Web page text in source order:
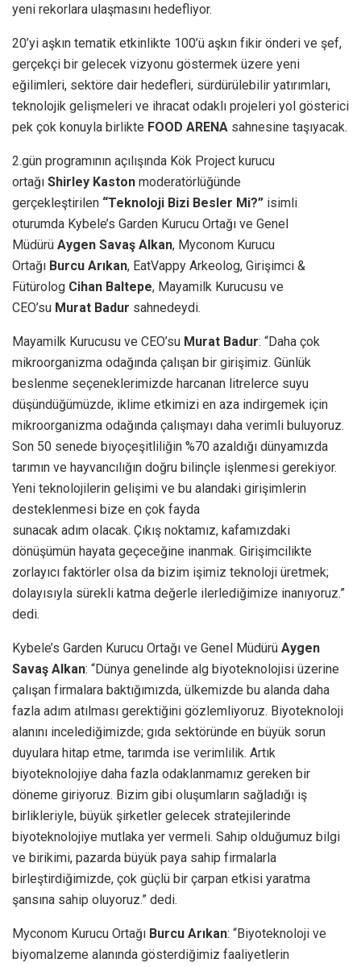
yeni rekorlara ulaşmasını hedefliyor.
20’yi aşkın tematik etkinlikte 100’ü aşkın fikir önderi ve şef,
gerçekçi bir gelecek vizyonu göstermek üzere yeni
eğilimleri, sektöre dair hedefleri, sürdürülebilir yatırımları,
teknolojik gelişmeleri ve ihracat odaklı projeleri yol gösterici
pek çok konuyla birlikte FOOD ARENA sahnesine taşıyacak.
2.gün programının açılışında Kök Project kurucu
ortağı Shirley Kaston moderatörlüğünde
gerçekleştirilen “Teknoloji Bizi Besler Mi?” isimli
oturumda Kybele’s Garden Kurucu Ortağı ve Genel
Müdürü Aygen Savaş Alkan, Myconom Kurucu
Ortağı Burcu Arıkan, EatVappy Arkeolog, Girişimci &
Fütürolog Cihan Baltepe, Mayamilk Kurucusu ve
CEO’su Murat Badur sahnedeydi.
Mayamilk Kurucusu ve CEO’su Murat Badur: “Daha çok
mikroorganizma odağında çalışan bir girişimiz. Günlük
beslenme seçeneklerimizde harcanan litrelerce suyu
düşündüğümüzde, iklime etkimizi en aza indirgemek için
mikroorganizma odağında çalışmayı daha verimli buluyoruz.
Son 50 senede biyoçeşitliliğin %70 azaldığı dünyamızda
tarımın ve hayvancılığın doğru bilinçle işlenmesi gerekiyor.
Yeni teknolojilerin gelişimi ve bu alandaki girişimlerin
desteklenmesi bize en çok fayda
sunacak adım olacak. Çıkış noktamız, kafamızdaki
dönüşümün hayata geçeceğine inanmak. Girişimcilikte
zorlayıcı faktörler olsa da bizim işimiz teknoloji üretmek;
dolayısıyla sürekli katma değerle ilerlediğimize inanıyoruz.”
dedi.
Kybele’s Garden Kurucu Ortağı ve Genel Müdürü Aygen
Savaş Alkan: “Dünya genelinde alg biyoteknolojisi üzerine
çalışan firmalara baktığımızda, ülkemizde bu alanda daha
fazla adım atılması gerektiğini gözlemliyoruz. Biyoteknoloji
alanını incelediğimizde; gıda sektöründe en büyük sorun
duyulara hitap etme, tarımda ise verimlilik. Artık
biyoteknolojiye daha fazla odaklanmamız gereken bir
döneme giriyoruz. Bizim gibi oluşumların sağladığı iş
birlikleriyle, büyük şirketler gelecek stratejilerinde
biyoteknolojiye mutlaka yer vermeli. Sahip olduğumuz bilgi
ve birikimi, pazarda büyük paya sahip firmalarla
birleştirdiğimizde, çok güçlü bir çarpan etkisi yaratma
şansına sahip oluyoruz.” dedi.
Myconom Kurucu Ortağı Burcu Arıkan: “Biyoteknoloji ve
biyomalzeme alanında gösterdiğimiz faaliyetlerin